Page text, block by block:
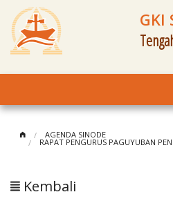
GKI
Klasis dan Jemaat
AGENDA SINODE
RAPAT PENGURUS PAGUYUBAN
Kembali